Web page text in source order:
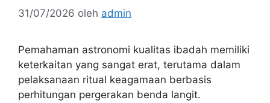
31/07/2026 oleh admin
Pemahaman astronomi kualitas ibadah memiliki
keterkaitan yang sangat erat, terutama dalam
pelaksanaan ritual keagamaan berbasis
perhitungan pergerakan benda langit.